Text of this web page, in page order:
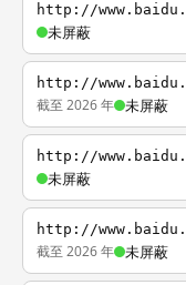
http://
未屏蔽
http://
截至 2026 年 未屏蔽
http://
未屏蔽
http://
截至 2026 年 未屏蔽